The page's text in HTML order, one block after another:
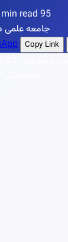
min read 95
جامعه علمی
Copy Link